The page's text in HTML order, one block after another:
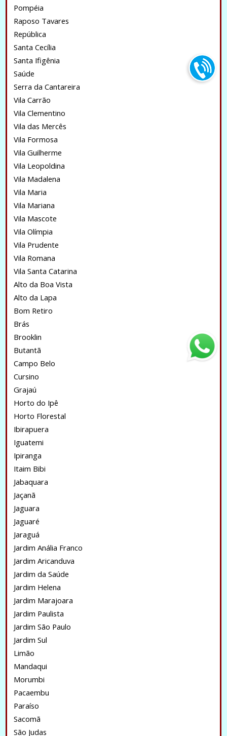
Pompéia
Raposo Tavares
República
Santa Cecília
Santa Ifigênia
Saúde
Serra da Cantareira
Vila Carrão
Vila Clementino
Vila das Mercês
Vila Formosa
Vila Guilherme
Vila Leopoldina
Vila Madalena
Vila Maria
Vila Mariana
Vila Mascote
Vila Olímpia
Vila Prudente
Vila Romana
Vila Santa Catarina
Alto da Boa Vista
Alto da Lapa
Bom Retiro
Brás
Brooklin
Butantã
Campo Belo
Cursino
Grajaú
Horto do Ipê
Horto Florestal
Ibirapuera
Iguatemi
Ipiranga
Itaim Bibi
Jabaquara
Jaçanã
Jaguara
Jaguaré
Jaraguá
Jardim Anália Franco
Jardim Aricanduva
Jardim da Saúde
Jardim Helena
Jardim Marajoara
Jardim Paulista
Jardim São Paulo
Jardim Sul
Limão
Mandaqui
Morumbi
Pacaembu
Paraíso
Sacomã
São Judas